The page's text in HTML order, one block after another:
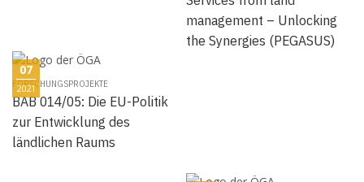
management – Unlocking
the Synergies (PEGASUS)
07
2021
FORSCHUNGSPROJEKTE
BAB 014/05: Die EU-Politik
zur Entwicklung des
ländlichen Raums